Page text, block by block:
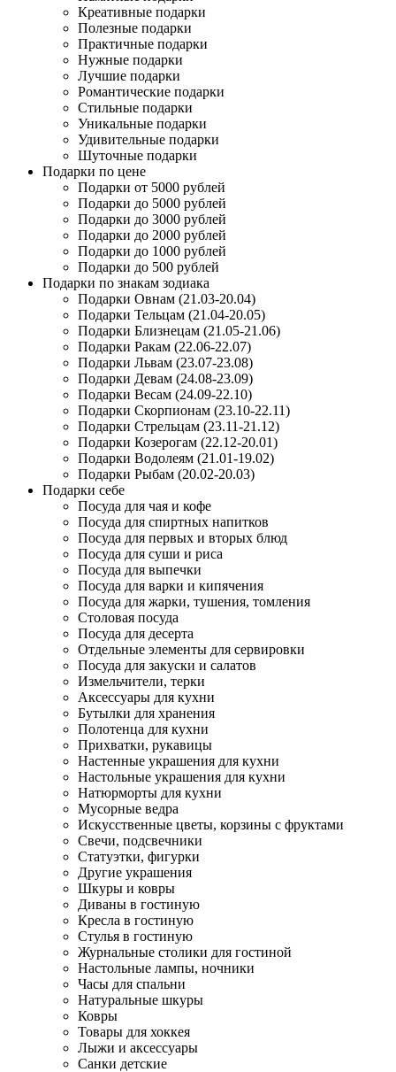
Креативные подарки
Полезные подарки
Практичные подарки
Нужные подарки
Лучшие подарки
Романтические подарки
Стильные подарки
Уникальные подарки
Удивительные подарки
Шуточные подарки
Подарки по цене
Подарки от 5000 рублей
Подарки до 5000 рублей
Подарки до 3000 рублей
Подарки до 2000 рублей
Подарки до 1000 рублей
Подарки до 500 рублей
Подарки по знакам зодиака
Подарки Овнам (21.03-20.04)
Подарки Тельцам (21.04-20.05)
Подарки Близнецам (21.05-21.06)
Подарки Ракам (22.06-22.07)
Подарки Львам (23.07-23.08)
Подарки Девам (24.08-23.09)
Подарки Весам (24.09-22.10)
Подарки Скорпионам (23.10-22.11)
Подарки Стрельцам (23.11-21.12)
Подарки Козерогам (22.12-20.01)
Подарки Водолеям (21.01-19.02)
Подарки Рыбам (20.02-20.03)
Подарки себе
Посуда для чая и кофе
Посуда для спиртных напитков
Посуда для первых и вторых блюд
Посуда для суши и риса
Посуда для выпечки
Посуда для варки и кипячения
Посуда для жарки, тушения, томления
Столовая посуда
Посуда для десерта
Отдельные элементы для сервировки
Посуда для закуски и салатов
Измельчители, терки
Аксессуары для кухни
Бутылки для хранения
Полотенца для кухни
Прихватки, рукавицы
Настенные украшения для кухни
Настольные украшения для кухни
Натюрморты для кухни
Мусорные ведра
Искусственные цветы, корзины с фруктами
Свечи, подсвечники
Статуэтки, фигурки
Другие украшения
Шкуры и ковры
Диваны в гостиную
Кресла в гостиную
Стулья в гостиную
Журнальные столики для гостиной
Настольные лампы, ночники
Часы для спальни
Натуральные шкуры
Ковры
Товары для хоккея
Лыжи и аксессуары
Санки детские